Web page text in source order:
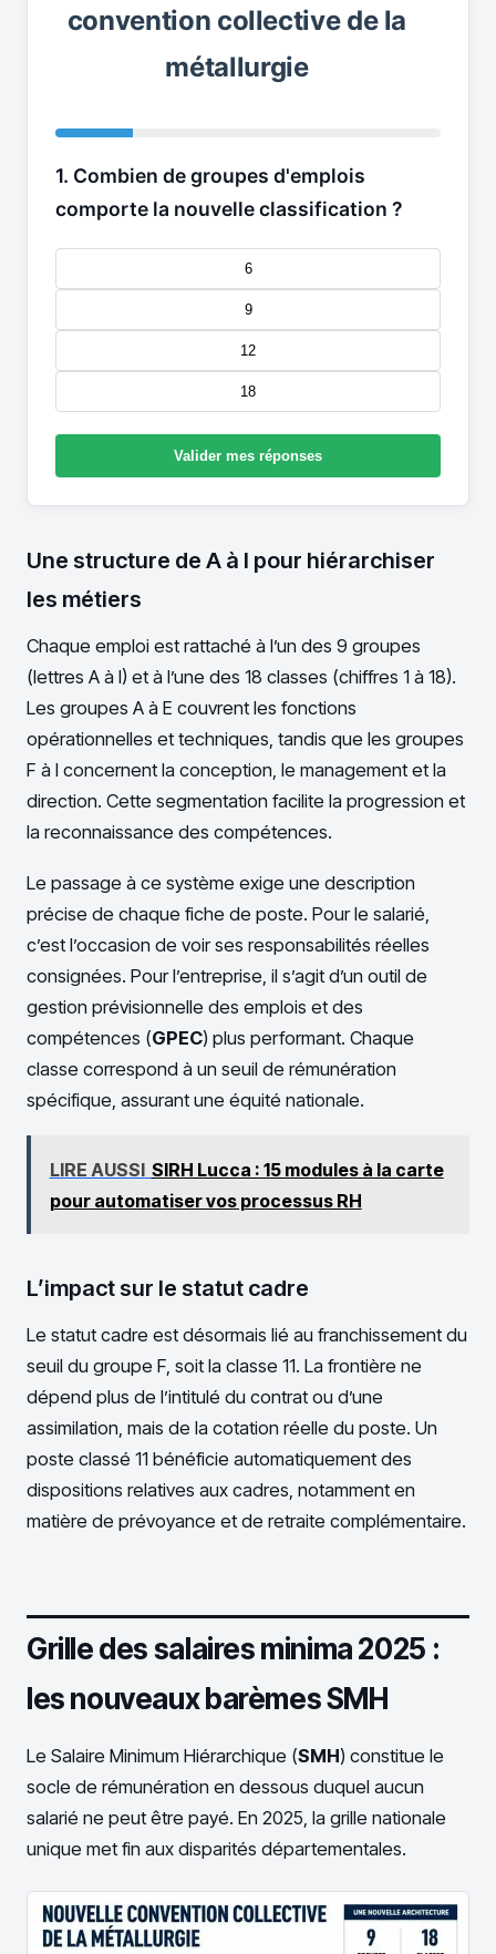
convention collective de la
métallurgie
1. Combien de groupes d'emplois
comporte la nouvelle classification ?
6
9
12
18
Valider mes réponses
Une structure de A à I pour hiérarchiser
les métiers
Chaque emploi est rattaché à l’un des 9 groupes
(lettres A à I) et à l’une des 18 classes (chiffres 1 à 18).
Les groupes A à E couvrent les fonctions
opérationnelles et techniques, tandis que les groupes
F à I concernent la conception, le management et la
direction. Cette segmentation facilite la progression et
la reconnaissance des compétences.
Le passage à ce système exige une description
précise de chaque fiche de poste. Pour le salarié,
c’est l’occasion de voir ses responsabilités réelles
consignées. Pour l’entreprise, il s’agit d’un outil de
gestion prévisionnelle des emplois et des
compétences (GPEC) plus performant. Chaque
classe correspond à un seuil de rémunération
spécifique, assurant une équité nationale.
LIRE AUSSI SIRH Lucca : 15 modules à la carte
pour automatiser vos processus RH
L’impact sur le statut cadre
Le statut cadre est désormais lié au franchissement du
seuil du groupe F, soit la classe 11. La frontière ne
dépend plus de l’intitulé du contrat ou d’une
assimilation, mais de la cotation réelle du poste. Un
poste classé 11 bénéficie automatiquement des
dispositions relatives aux cadres, notamment en
matière de prévoyance et de retraite complémentaire.
Grille des salaires minima 2025 :
les nouveaux barèmes SMH
Le Salaire Minimum Hiérarchique (SMH) constitue le
socle de rémunération en dessous duquel aucun
salarié ne peut être payé. En 2025, la grille nationale
unique met fin aux disparités départementales.